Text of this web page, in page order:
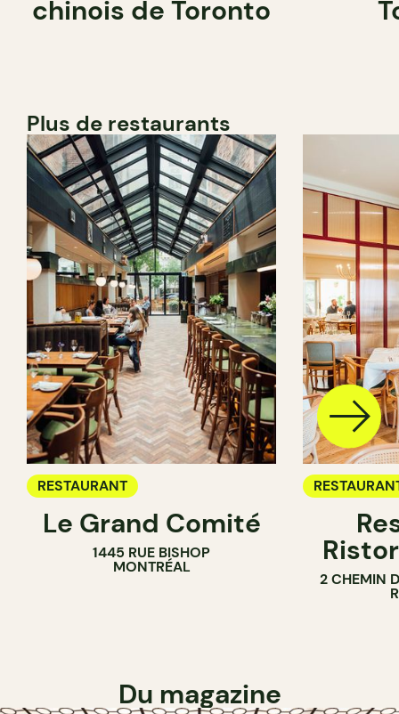
chinois de Toronto
Plus de restaurants
RESTAURANT
Le Grand Comité
1445 RUE BISHOP
MONTRÉAL
2 CHEMIN
Du magazine